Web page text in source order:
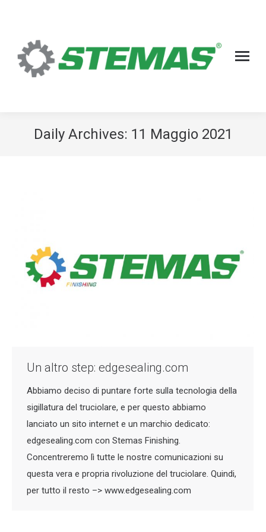
Daily Archives: 11 Maggio 2021
Un altro step: edgesealing.com
Abbiamo deciso di puntare forte sulla tecnologia della
sigillatura del truciolare, e per questo abbiamo
lanciato un sito internet e un marchio dedicato:
edgesealing.com con Stemas Finishing.
Concentreremo lì tutte le nostre comunicazioni su
questa vera e propria rivoluzione del truciolare. Quindi,
per tutto il resto –> www.edgesealing.com